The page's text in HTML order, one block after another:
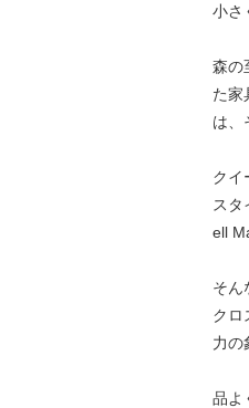
小さ
森の
た家
は、
クイ
スタ
ell
そん
クロ
力の
品よ